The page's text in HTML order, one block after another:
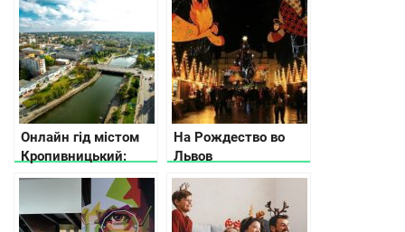
Онлайн гід містом
Кропивницький:
куди піти та що
подивитися
На Рождество во
Львов